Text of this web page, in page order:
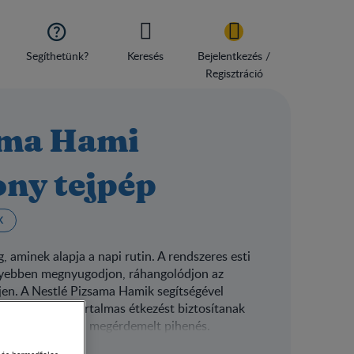

Segíthetünk? Keresés
Bejelentkezés /
Regisztráció
Hami
tejpép
aminek alapja a napi rutin. A rendszeres esti
megnyugodjon, ráhangolódjon az
A Nestlé Pizsama Hamik segítségével
és tartalmas étkezést biztosítanak
jöhet a jól megérdemelt pihenés.